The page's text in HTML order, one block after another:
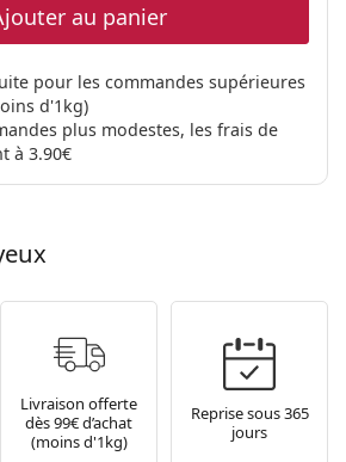
au panier
pour les commandes supérieures
d'1kg)
plus modestes, les frais de
à 3.90€
Livraison offerte
dès 99€ d’achat
(moins d'1kg)
Reprise sous 365
jours